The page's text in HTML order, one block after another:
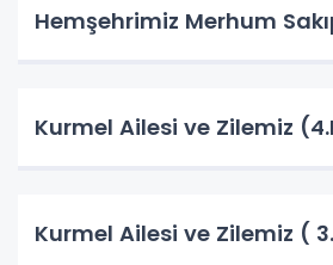
​​​​​​​Hemşehrimiz Merhum
Kurmel Ailesi ve Zilemiz
Kurmel Ailesi ve Zilemiz (